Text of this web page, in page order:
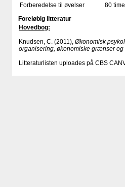
Forberedelse til øvelser
80
Foreløbig litteratur
Hovedbog:
Knudsen, C. (2011), Økonomisk
organisering, økonomiske grænser og
Litteraturlisten uploades på CBS